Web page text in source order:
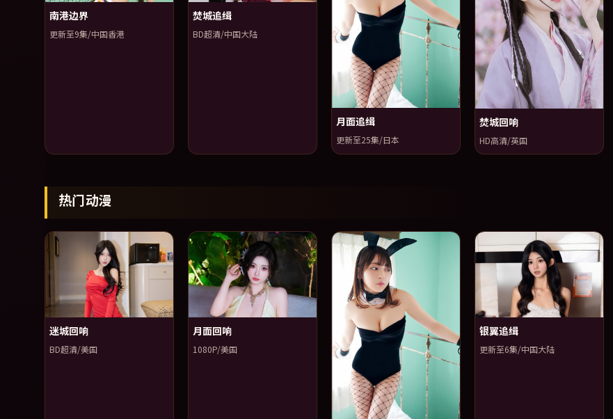
南港边界
更新至9集/中国香港
焚城追缉
BD超清/中国大陆
月面追缉
更新至25集/日本
焚城回响
HD高清/英国
热门动漫
迷城回响
BD超清/美国
月面回响
1080P/美国
银翼追缉
更新至6集/中国大陆